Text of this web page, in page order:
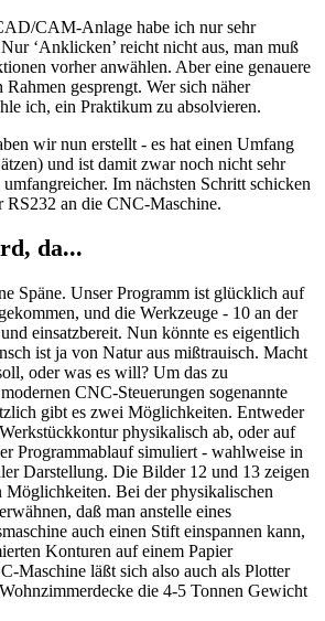
CAM-Anlage habe ich nur sehr
‘Anklicken’ reicht nicht aus, man muß
vorher anwählen. Aber eine genauere
Rahmen gesprengt. Wer sich näher
ich, ein Praktikum zu absolvieren.
wir nun erstellt - es hat einen Umfang
und ist damit zwar noch nicht sehr
Im nächsten Schritt schicken
RS232 an die CNC-Maschine.
da...
Späne. Unser Programm ist glücklich auf
und die Werkzeuge - 10 an der
einsatzbereit. Nun könnte es eigentlich
ist ja von Natur aus mißtrauisch. Macht
oder was es will? Um das zu
CNC-Steuerungen sogenannte
gibt es zwei Möglichkeiten. Entweder
physikalisch ab, oder auf
Programmablauf simuliert - wahlweise in
Darstellung. Die Bilder 12 und 13 zeigen
Möglichkeiten. Bei der physikalischen
daß man anstelle eines
auch einen Stift einspannen kann,
Konturen auf einem Papier
Maschine läßt sich also auch als Plotter
die 4-5 Tonnen Gewicht